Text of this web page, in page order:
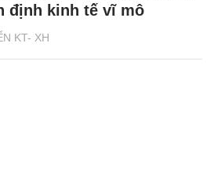
KT- XH
định kinh tế vĩ mô